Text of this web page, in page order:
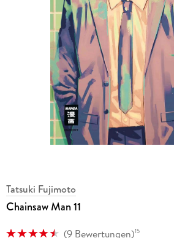
Tatsuki Fujimoto
Chainsaw Man 11
(9 Bewertungen)15